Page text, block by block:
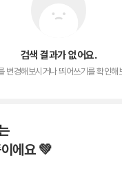
검색 결과가 없어요.
변경해보시거나 띄어쓰기를 확인해
에요 💚